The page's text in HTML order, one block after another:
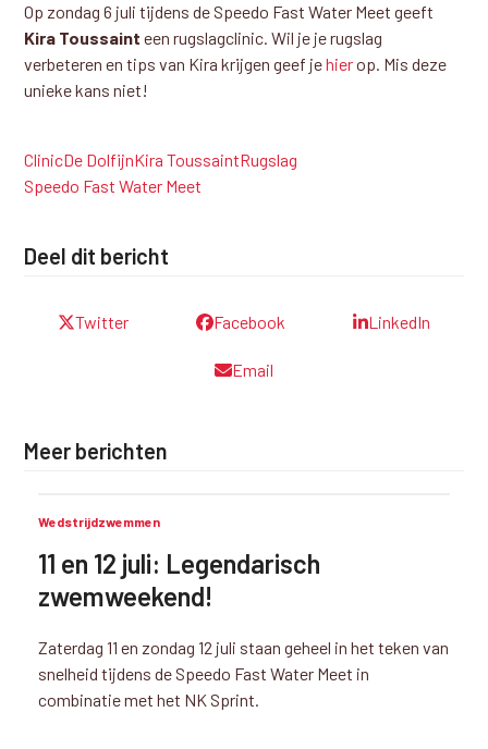
Op zondag 6 juli tijdens de Speedo Fast Water Meet geeft
Kira Toussaint een rugslagclinic. Wil je je rugslag
verbeteren en tips van Kira krijgen geef jehierop. Mis deze
unieke kans niet!
ClinicDe DolfijnKira ToussaintRugslag
Speedo Fast Water Meet
Deel dit bericht
Twitter Facebook LinkedIn
Email
Meer berichten
Wedstrijdzwemmen
11 en 12 juli: Legendarisch
zwemweekend!
Zaterdag 11 en zondag 12 juli staan geheel in het teken van
snelheid tijdens de Speedo Fast Water Meet in
combinatie met het NK Sprint.